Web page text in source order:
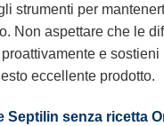
strumenti per
Non aspettare che le
e sostieni
eccellente prodotto.
Septilin senza ricetta